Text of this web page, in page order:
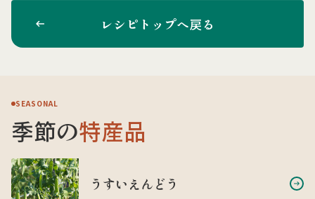
レシピトップへ戻る
SEASONAL
季節の特産品
うすいえんどう